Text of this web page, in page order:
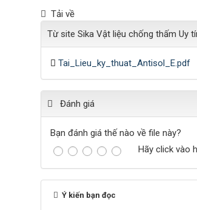
Tải về
Từ site Sika Vật liệu chống thấm Uy
Tai_Lieu_ky_thuat_Antisol_E.pdf
Đánh giá
Bạn đánh giá thế nào về file này?
Hãy click vào
Ý kiến bạn đọc